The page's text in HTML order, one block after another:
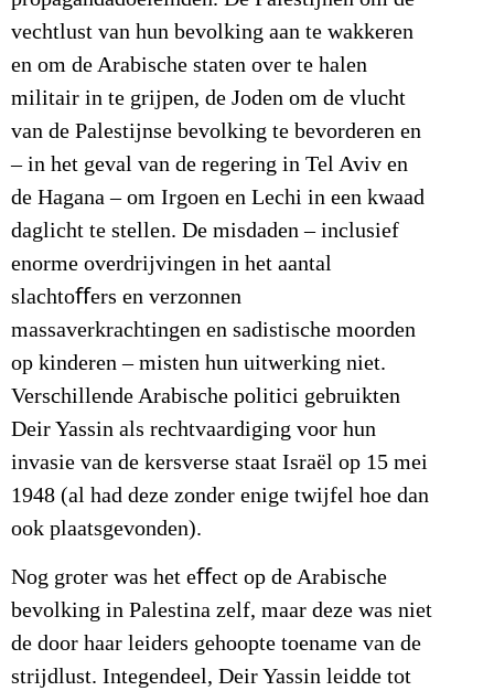
vechtlust van hun bevolking aan te wakkeren
en om de Arabische staten over te halen
militair in te grijpen, de Joden om de vlucht
van de Palestijnse bevolking te bevorderen en
– in het geval van de regering in Tel Aviv en
de Hagana – om Irgoen en Lechi in een kwaad
daglicht te stellen. De misdaden – inclusief
enorme overdrijvingen in het aantal
slachtoﬀers en verzonnen
massaverkrachtingen en sadistische moorden
op kinderen – misten hun uitwerking niet.
Verschillende Arabische politici gebruikten
Deir Yassin als rechtvaardiging voor hun
invasie van de kersverse staat Israël op 15 mei
1948 (al had deze zonder enige twijfel hoe dan
ook plaatsgevonden).
Nog groter was het eﬀect op de Arabische
bevolking in Palestina zelf, maar deze was niet
de door haar leiders gehoopte toename van de
strijdlust. Integendeel, Deir Yassin leidde tot